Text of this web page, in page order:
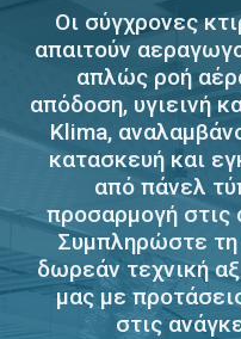
Οι σύγχρονες
απαιτούν
απλώς ροή
απόδοση, υγιεινή
Klima,
κατασκευή και
από πάνελ
προσαρμογή στις
Συμπληρώστε
δωρεάν τεχνική
μας με
στις